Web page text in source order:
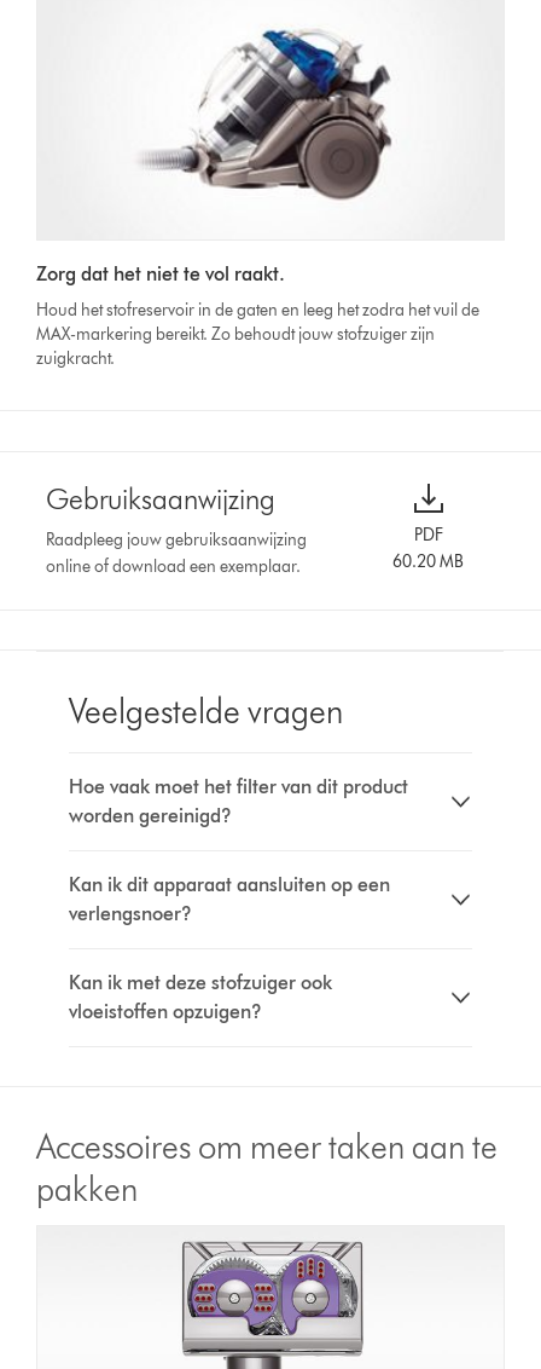
Zorg dat het niet te vol raakt.
Houd het stofreservoir in de gaten en leeg het zodra het vuil de
MAX-markering bereikt. Zo behoudt jouw stofzuiger zijn
zuigkracht.
Gebruiksaanwijzing
Raadpleeg jouw gebruiksaanwijzing
online of download een exemplaar.
PDF
60.20 MB
Veelgestelde vragen
Hoe vaak moet het filter van dit product
worden gereinigd?
Kan ik dit apparaat aansluiten op een
verlengsnoer?
Kan ik met deze stofzuiger ook
vloeistoffen opzuigen?
Accessoires om meer taken aan te
pakken